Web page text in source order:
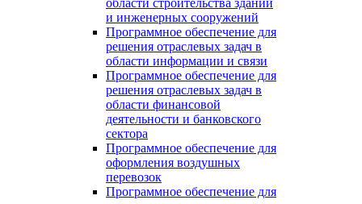
области строительства зданий
и инженерных сооружений
Программное обеспечение для
решения отраслевых задач в
области информации и связи
Программное обеспечение для
решения отраслевых задач в
области финансовой
деятельности и банковского
сектора
Программное обеспечение для
оформления воздушных
перевозок
Программное обеспечение для